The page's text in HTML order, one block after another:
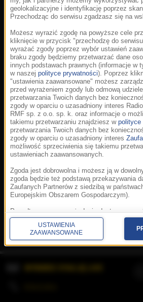
Korzystanie z portalu
Prywatność.Aplikacje.©
Fakty Grupa RMF
geolokalizacyjne i identyfikację poprzez
Przechodząc do serwisu zgadzasz się na
Możesz wyrazić zgodę na powyższe cele
kliknięcie w przycisk "przechodzę do
wyrażać zgody poprzez wybór ustawień
braku zgody będziemy przetwarzać dane
innych podstawach prawnych (informacje w
w naszej polityce prywatności). Poprzez
"ustawienia zaawansowane" możesz
przed wyrażeniem zgody lub odmową
przetwarzania Twoich danych bez
zgody w oparciu o uzasadniony interes
RMF sp. z o.o. sp. k. oraz informacje o
takiemu przetwarzaniu znajdziesz w polityce
przetwarzania Twoich danych bez
zgody w oparciu o uzasadniony interes
możliwość sprzeciwienia się takiemu
ustawieniach zaawansowanych.
Zgoda jest dobrowolna i możesz ją w
zgoda będzie też podstawą przekazywania
Zaufanych Partnerów z siedzibą w
Europejskim Obszarem Gospodarczym).
Ponadto masz prawo żądania dostępu,
ograniczenia przetwarzania danych, a także
Prezesa Urzędu Ochrony Danych
znajdziesz informacje jak wykonać swoje
informacje na temat przetwarzania Twoich
USTAWIENIA
ZAAWANSOWANE